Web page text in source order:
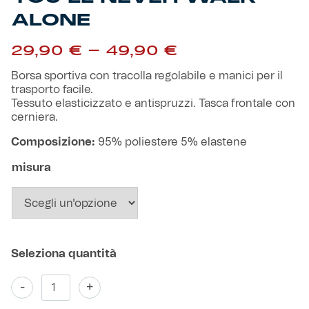
Robe di Kappa x Genoa
Vintage Collection
Red&Blue Voices
Kids
Caffè Boasi x Genoa
ALONE
29,90 € - 49,90 €
prezzo:
29,90 €
49,90 €
Borsa sportiva con tracolla regolabile e manici per il
trasporto facile.
Tessuto elasticizzato e antispruzzi. Tasca frontale con
cerniera.
Composizione: 95% poliestere 5% elastene
misura
-
Borsa
Sportiva
+